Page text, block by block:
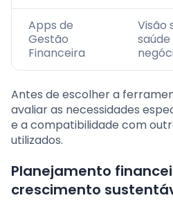
Apps de
Gestão
Financeira
Visão
Antes de escolher a
avaliar as necessidades
e a compatibilidade com
utilizados.
Planejamento
crescimento